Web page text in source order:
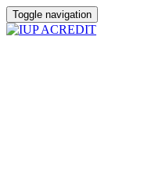
Toggle navigation